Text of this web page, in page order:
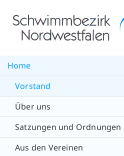
Home
Vorstand
Über uns
Satzungen und Ordnungen
Aus den Vereinen